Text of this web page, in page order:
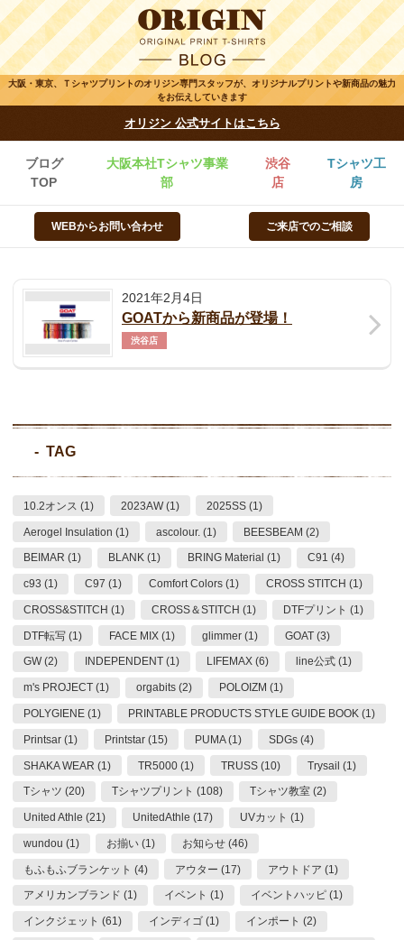
大阪・東京、Ｔシャツプリントのオリジン専門スタッフが、オリジナルプリントや新商品の魅力
をお伝えしていきます
オリジン 公式サイトはこちら
ブログ
TOP
大阪本社Tシャツ事業
部
渋谷
店
Tシャツ工
房
WEBからお問い合わせ ご来店でのご相談
2021年2月4日
GOATから新商品が登場！
渋谷店
TAG
10.2オンス (1) 2023AW (1) 2025SS (1)
Aerogel Insulation (1) ascolour. (1) BEESBEAM (2)
BEIMAR (1) BLANK (1) BRING Material (1) C91 (4)
c93 (1) C97 (1) Comfort Colors (1) CROSS STITCH (1)
CROSS&STITCH (1) CROSS＆STITCH (1) DTFプリント (1)
DTF転写 (1) FACE MIX (1) glimmer (1) GOAT (3)
GW (2) INDEPENDENT (1) LIFEMAX (6) line公式 (1)
m's PROJECT (1) orgabits (2) POLOIZM (1)
POLYGIENE (1) PRINTABLE PRODUCTS STYLE GUIDE BOOK (1)
Printsar (1) Printstar (15) PUMA (1) SDGs (4)
SHAKA WEAR (1) TR5000 (1) TRUSS (10) Trysail (1)
Tシャツ (20) Tシャツプリント (108) Tシャツ教室 (2)
United Athle (21) UnitedAthle (17) UVカット (1)
wundou (1) お揃い (1) お知らせ (46)
もふもふブランケット (4) アウター (17) アウトドア (1)
アメリカンブランド (1) イベント (1) イベントハッピ (1)
インクジェット (61) インディゴ (1) インポート (2)